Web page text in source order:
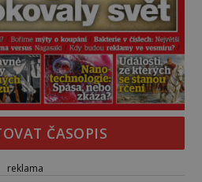
ČASOPIS
reklama